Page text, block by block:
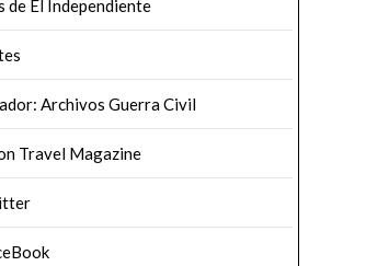
de El Independiente
Archivos Guerra Civil
Travel Magazine